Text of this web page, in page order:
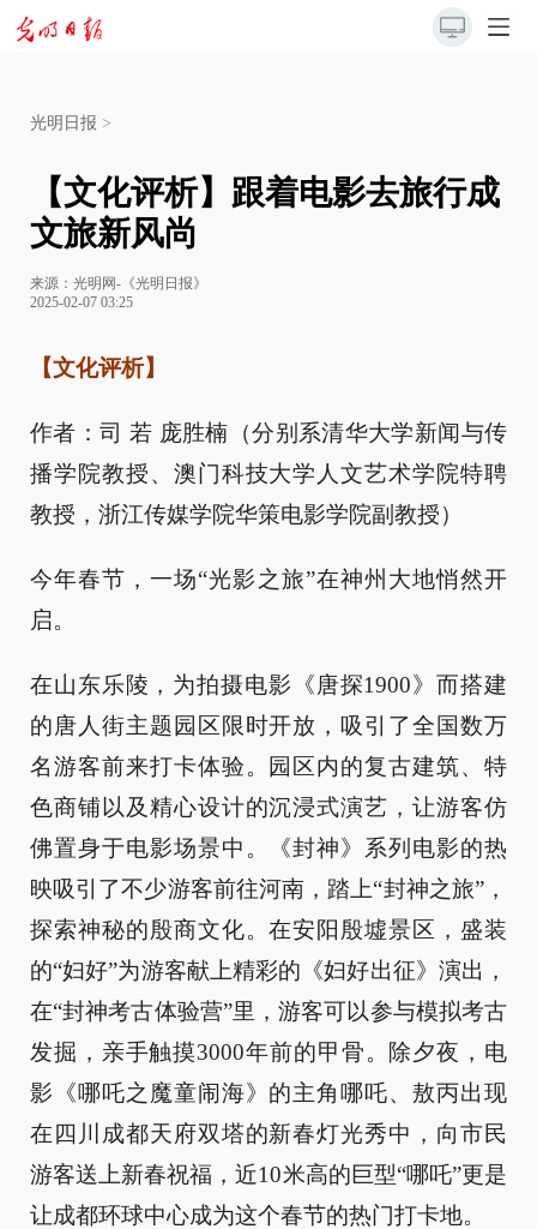
光明日报 >
【文化评析】跟着电影去旅行成
文旅新风尚
来源： 光明网-《光明日报》
2025-02-07 03:25
【文化评析】
作者：司 若 庞胜楠（分别系清华大学新闻与传
播学院教授、澳门科技大学人文艺术学院特聘
教授，浙江传媒学院华策电影学院副教授）
今年春节，一场“光影之旅”在神州大地悄然开
启。
在山东乐陵，为拍摄电影《唐探1900》而搭建
的唐人街主题园区限时开放，吸引了全国数万
名游客前来打卡体验。园区内的复古建筑、特
色商铺以及精心设计的沉浸式演艺，让游客仿
佛置身于电影场景中。《封神》系列电影的热
映吸引了不少游客前往河南，踏上“封神之旅”，
探索神秘的殷商文化。在安阳殷墟景区，盛装
的“妇好”为游客献上精彩的《妇好出征》演出，
在“封神考古体验营”里，游客可以参与模拟考古
发掘，亲手触摸3000年前的甲骨。除夕夜，电
影《哪吒之魔童闹海》的主角哪吒、敖丙出现
在四川成都天府双塔的新春灯光秀中，向市民
游客送上新春祝福，近10米高的巨型“哪吒”更是
让成都环球中心成为这个春节的热门打卡地。